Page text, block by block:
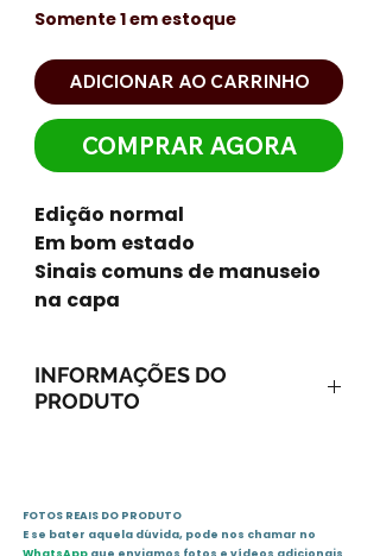
Somente 1 em estoque
ADICIONAR AO CARRINHO
COMPRAR AGORA
Edição normal
Em bom estado
Sinais comuns de manuseio
na capa
INFORMAÇÕES DO
PRODUTO
Idioma: português
Editora: Fundamento
FOTOS REAIS DO PRODUTO
E se bater aquela dúvida, pode nos chamar no